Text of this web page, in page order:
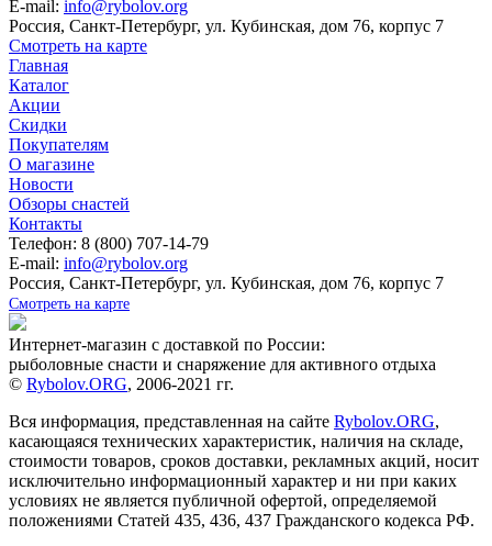
E-mail: info@rybolov.org
Россия, Санкт-Петербург, ул. Кубинская, дом 76, корпус 7
Смотреть на карте
Главная
Каталог
Акции
Скидки
Покупателям
О магазине
Новости
Обзоры снастей
Контакты
Телефон: 8 (800) 707-14-79
E-mail: info@rybolov.org
Россия, Санкт-Петербург, ул. Кубинская, дом 76, корпус 7
Смотреть на карте
Интернет-магазин с доставкой по России:
рыболовные снасти и снаряжение для активного отдыха
© Rybolov.ORG, 2006-2021 гг.
Вся информация, представленная на сайте Rybolov.ORG,
касающаяся технических характеристик, наличия на складе,
стоимости товаров, сроков доставки, рекламных акций, носит
исключительно информационный характер и ни при каких
условиях не является публичной офертой, определяемой
положениями Статей 435, 436, 437 Гражданского кодекса РФ.